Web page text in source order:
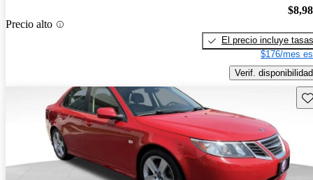
Precio alto
El precio incluye tasas
$176/mes
Verif. disponibilidad